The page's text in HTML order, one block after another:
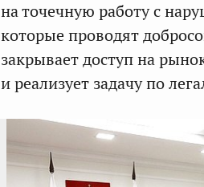
на точечную работу с
которые проводят
закрывает доступ на
и реализует задачу по